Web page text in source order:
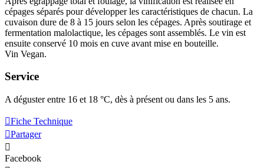
cépages séparés pour développer les caractéristiques de chacun. La
cuvaison dure de 8 à 15 jours selon les cépages. Après soutirage et
fermentation malolactique, les cépages sont assemblés. Le vin est
ensuite conservé 10 mois en cuve avant mise en bouteille.
Vin Vegan.
Service
A déguster entre 16 et 18 °C, dès à présent ou dans les 5 ans.
Fiche Technique
Partager
Facebook